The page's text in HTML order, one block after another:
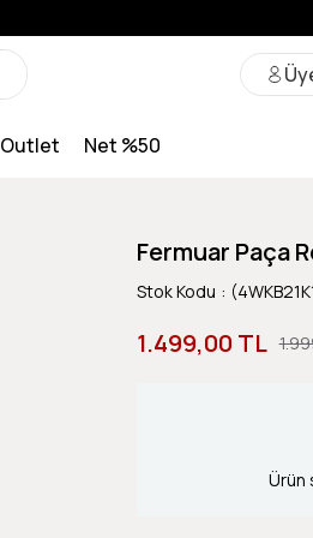
Outlet Net %50
Fermuar Paça
Stok Kodu
1.499,00 TL
Ürün